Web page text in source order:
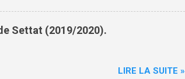
Settat (2019/2020).
LIRE LA SUITE »